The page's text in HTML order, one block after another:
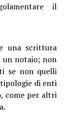
il
una scrittura
un notaio; non
se non quelli
di enti
come per altri